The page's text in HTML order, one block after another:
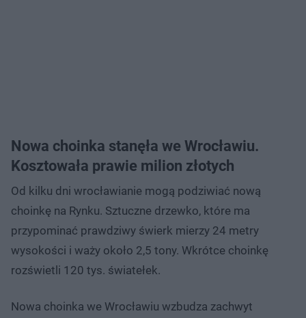
Nowa choinka stanęła we Wrocławiu.
Kosztowała prawie milion złotych
Od kilku dni wrocławianie mogą podziwiać nową
choinkę na Rynku. Sztuczne drzewko, które ma
przypominać prawdziwy świerk mierzy 24 metry
wysokości i waży około 2,5 tony. Wkrótce choinkę
rozświetli 120 tys. światełek.
Nowa choinka we Wrocławiu wzbudza zachwyt